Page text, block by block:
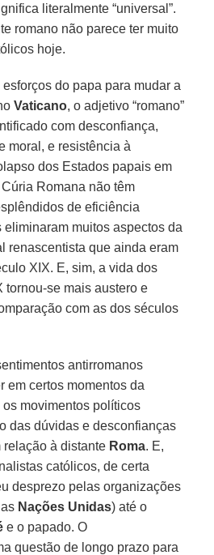
literalmente “universal”.
romano não parece ter muito
hoje.
do papa para mudar a
Vaticano, o adjetivo “romano”
com desconfiança,
moral, e resistência à
dos Estados papais em
Romana não têm
de eficiência
eliminaram muitos aspectos da
renascentista que ainda eram
XIX. E, sim, a vida dos
tornou-se mais austero e
com as dos séculos
antirromanos
em certos momentos da
os movimentos políticos
das dúvidas e desconfianças
à distante Roma. E,
católicos, de certa
desprezo pelas organizações
Nações Unidas) até o
e o papado. O
questão de longo prazo para